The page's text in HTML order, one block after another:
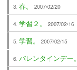
春。 2007/02/20
学習２。 2007/02/16
学習。 2007/02/15
バレンタインデー。